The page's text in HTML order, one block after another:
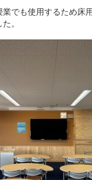
業でも使用するため床
。